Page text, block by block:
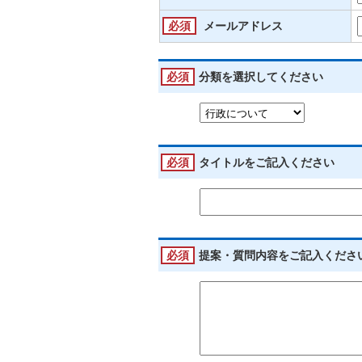
必須 メールアドレス
必須 分類を選択してください
必須 タイトルをご記入ください
必須 提案・質問内容をご記入くださ